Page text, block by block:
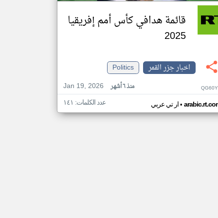
قائمة هدافي كأس أمم إفريقيا
2025
اخبار جزر القمر
Politics
Jan 19, 2026
منذ ٦ أشهر
ار تي عربي• عدد الكلمات: ١٤١